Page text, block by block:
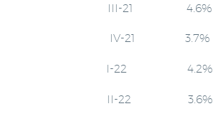
III-21 4.6%
IV-21 3.7%
I-22 4.2%
II-22 3.6%